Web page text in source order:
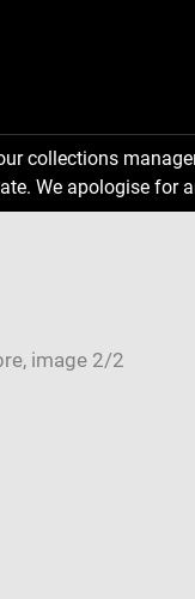
collections
We apologise for